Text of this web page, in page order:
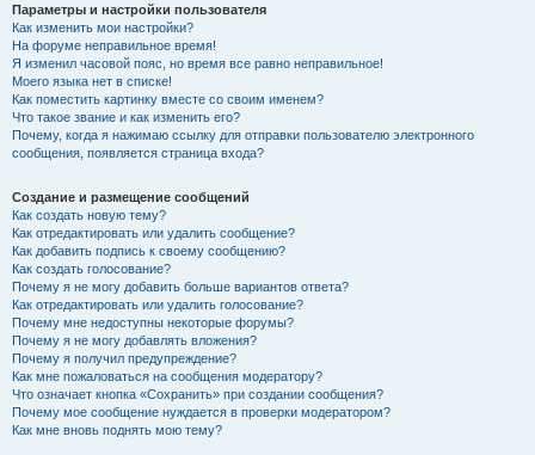
Параметры и настройки пользователя
Как изменить мои настройки?
На форуме неправильное время!
Я изменил часовой пояс, но время все равно неправильное!
Моего языка нет в списке!
Как поместить картинку вместе со своим именем?
Что такое звание и как изменить его?
Почему, когда я нажимаю ссылку для отправки пользователю электронного
сообщения, появляется страница входа?
Создание и размещение сообщений
Как создать новую тему?
Как отредактировать или удалить сообщение?
Как добавить подпись к своему сообщению?
Как создать голосование?
Почему я не могу добавить больше вариантов ответа?
Как отредактировать или удалить голосование?
Почему мне недоступны некоторые форумы?
Почему я не могу добавлять вложения?
Почему я получил предупреждение?
Как мне пожаловаться на сообщения модератору?
Что означает кнопка «Сохранить» при создании сообщения?
Почему мое сообщение нуждается в проверки модератором?
Как мне вновь поднять мою тему?